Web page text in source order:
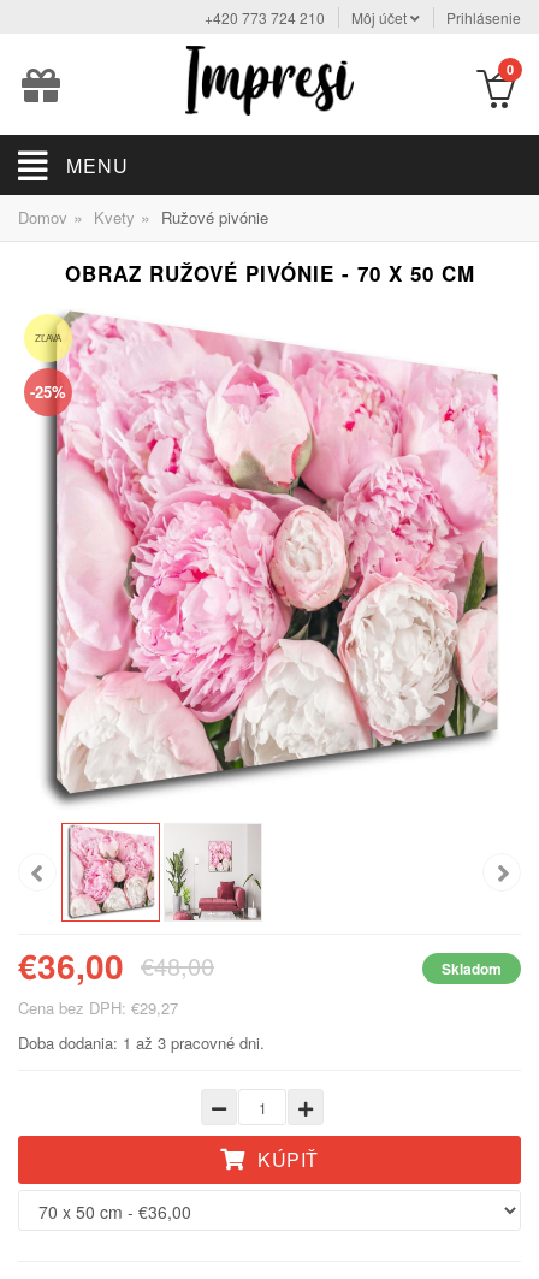
+420 773 724 210 Môj účet Prihlásenie
0
MENU
Domov » Kvety » Ružové pivónie
OBRAZ RUŽOVÉ PIVÓNIE - 70 X 50 CM
ZĽAVA
-25%
€36,00 €48,00 Skladom
Cena bez DPH: €29,27
Doba dodania: 1 až 3 pracovné dni.
KÚPIŤ